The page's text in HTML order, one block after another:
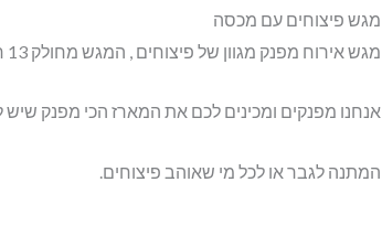
מגש פיצוחים עם מכסה
מגש אירוח מפנק מגוון של פיצוחים , המגש מחולק 13 חלקים .
אנחנו מפנקים ומכינים לכם את המארז הכי מפנק
המתנה לגבר או לכל מי שאוהב פיצוחים.